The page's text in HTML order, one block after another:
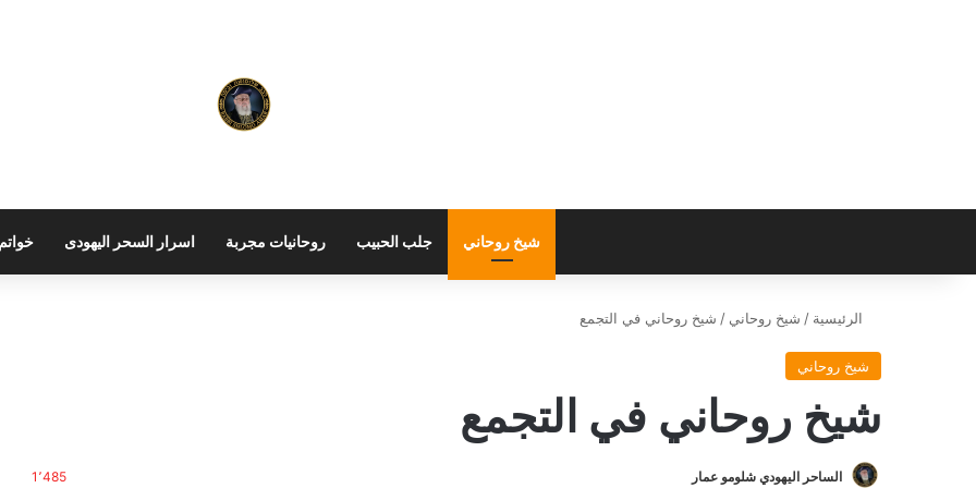
شيخ روحاني جلب الحبيب روحانيات مجربة اسرار السحر اليهودى
الرئيسية / شيخ روحاني / شيخ روحاني في التجمع
شيخ روحاني
شيخ روحاني في التجمع
الساحر اليهودي شلومو عمار 1٬485